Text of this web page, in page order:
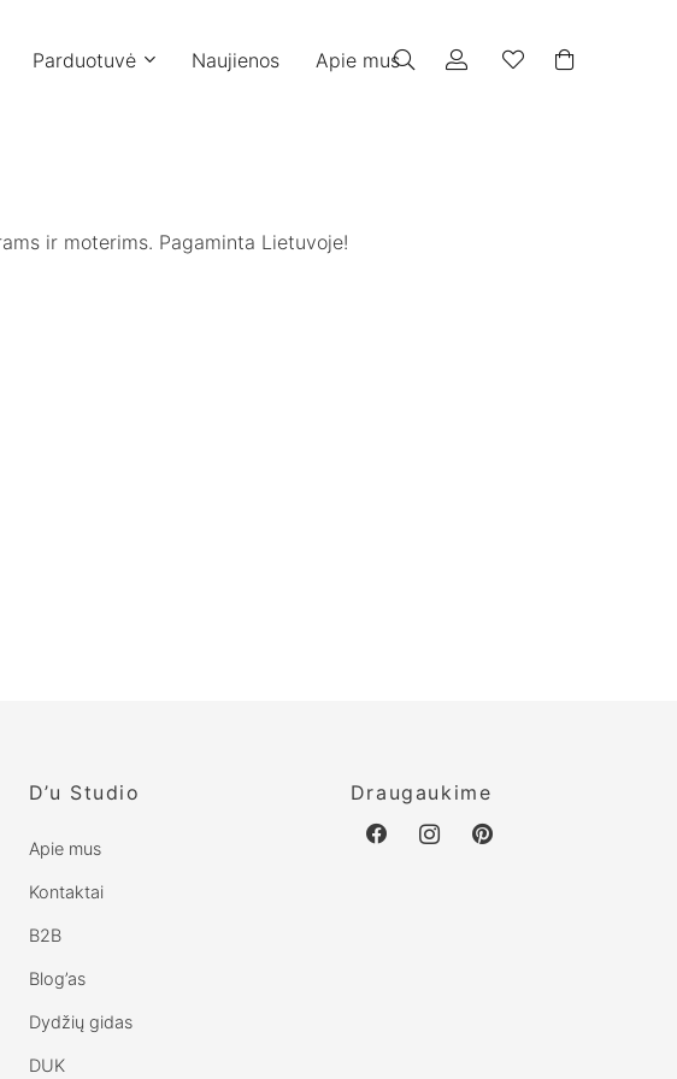
Parduotuvė Naujienos Apie mus
ir moterims. Pagaminta Lietuvoje!
D’u Studio
Apie mus
Kontaktai
B2B
Blog’as
Dydžių gidas
DUK
Draugaukime